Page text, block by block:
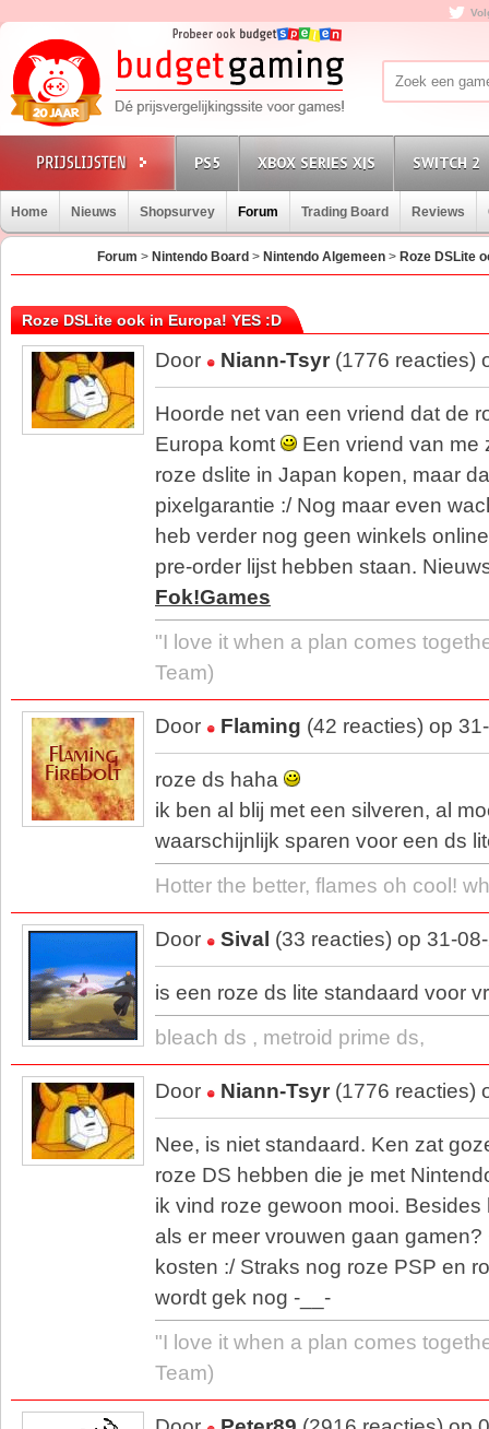
PS5 XBOX SERIES X|S SWITCH 2
Home Nieuws Shopsurvey Forum Trading Board Reviews
Forum > Nintendo Board > Nintendo Algemeen > Roze DSLite
Roze DSLite ook in Europa! YES :D
Door Niann-Tsyr (1776 reacties)
Hoorde net van een vriend dat de
Europa komt
Een vriend van me
roze dslite in Japan kopen, maar
pixelgarantie :/ Nog maar even
heb verder nog geen winkels
pre-order lijst hebben staan.
Fok!Games
"I love it when a plan comes
Team)
Door Flaming (42 reacties) op
roze ds haha
ik ben al blij met een silveren, al
waarschijnlijk sparen voor een ds
Hotter the better, flames oh cool!
Door Sival (33 reacties) op 31-
is een roze ds lite standaard voor
bleach ds , metroid prime ds,
Door Niann-Tsyr (1776 reacties)
Nee, is niet standaard. Ken zat
roze DS hebben die je met
ik vind roze gewoon mooi.
als er meer vrouwen gaan
kosten :/ Straks nog roze PSP en
wordt gek nog -__-
"I love it when a plan comes
Team)